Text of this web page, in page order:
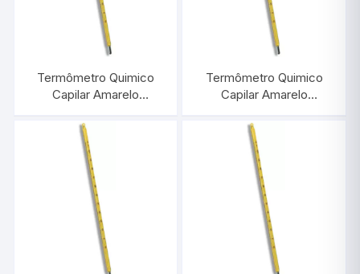
Termômetro Quimico
Capilar Amarelo
INCOTERM 5034.20
Termômetro Quimico
Capilar Amarelo
INCOTERM 5033.20